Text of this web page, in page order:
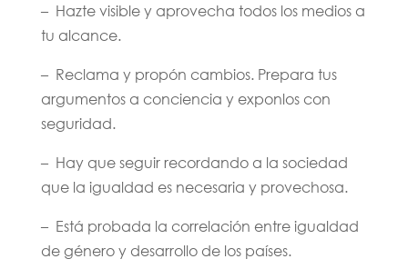
– Hazte visible y aprovecha todos los medios a
tu alcance.
– Reclama y propón cambios. Prepara tus
argumentos a conciencia y exponlos con
seguridad.
– Hay que seguir recordando a la sociedad
que la igualdad es necesaria y provechosa.
– Está probada la correlación entre igualdad
de género y desarrollo de los países.